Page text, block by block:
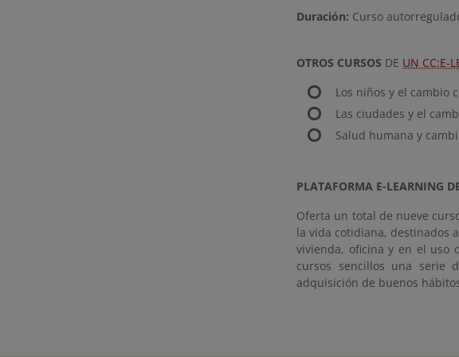
Duración: Curso
OTROS CURSOS DE UN CC:E-
Los niños y el cambio
Las ciudades y el
Salud humana y
PLATAFORMA E-LEARNING
Oferta un total de nueve
la vida cotidiana, destinados
vivienda, oficina y en el uso
cursos sencillos una serie
adquisición de buenos